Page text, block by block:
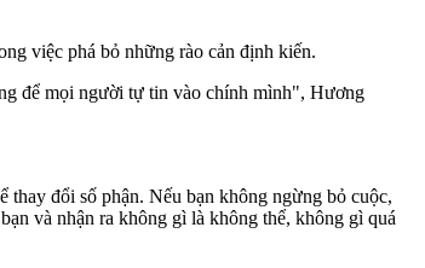
việc phá bỏ những rào cản định kiến.
để mọi người tự tin vào chính mình", Hương
đổi số phận. Nếu bạn không ngừng bỏ cuộc,
và nhận ra không gì là không thể, không gì quá